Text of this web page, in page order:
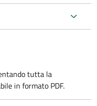
tutta la
in formato PDF.